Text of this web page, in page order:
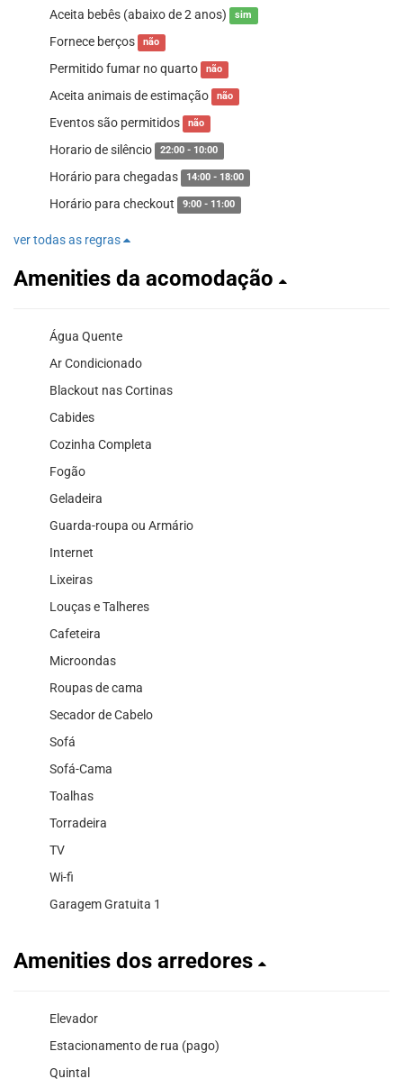
Aceita bebês (abaixo de 2 anos) sim
Fornece berços não
Permitido fumar no quarto não
Aceita animais de estimação não
Eventos são permitidos não
Horario de silêncio 22:00 - 10:00
Horário para chegadas 14:00 - 18:00
Horário para checkout 9:00 - 11:00
ver todas as regras
Amenities da acomodação
Água Quente
Ar Condicionado
Blackout nas Cortinas
Cabides
Cozinha Completa
Fogão
Geladeira
Guarda-roupa ou Armário
Internet
Lixeiras
Louças e Talheres
Cafeteira
Microondas
Roupas de cama
Secador de Cabelo
Sofá
Sofá-Cama
Toalhas
Torradeira
TV
Wi-fi
Garagem Gratuita 1
Amenities dos arredores
Elevador
Estacionamento de rua (pago)
Quintal